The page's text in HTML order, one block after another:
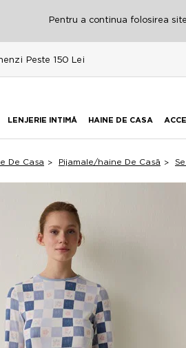
Pentru a continua folosirea
Peste 150 Lei
LENJERIE INTIMĂ HAINE DE CASA
De Casa Pijamale/haine De Casă